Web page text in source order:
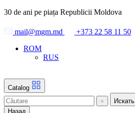
Skip
the
content
30 de ani pe piața Republicii Moldova
mail@mgm.md
+373 22 58 11 50
ROM
RUS
Catalog
Искать
Назад